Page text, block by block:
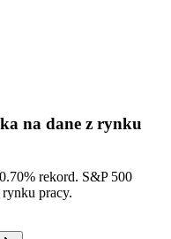
na dane z rynku
rekord. S&P 500
rynku pracy.